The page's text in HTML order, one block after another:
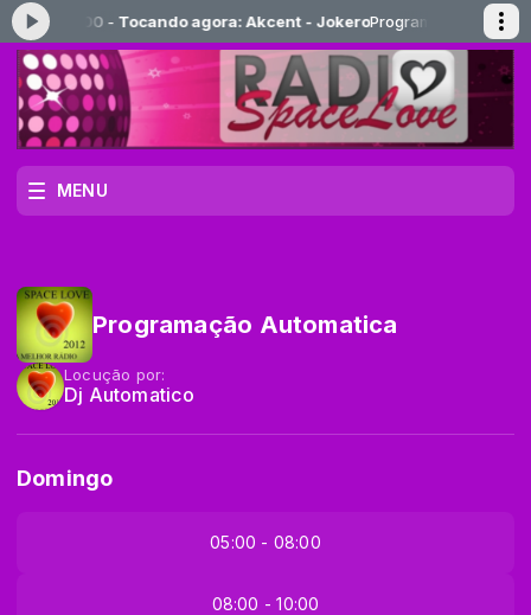
às 18:00 - Tocando agora: Akcent - JokeroProgramação
MENU
Programação Automatica
Locução por:
Dj Automatico
Domingo
05:00 - 08:00
08:00 - 10:00